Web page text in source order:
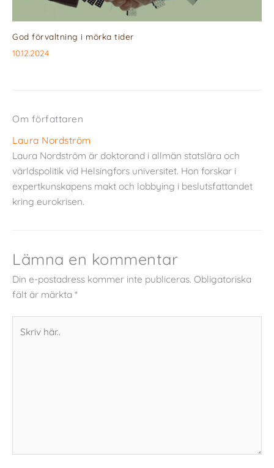
God förvaltning i mörka tider
10.12.2024
Om författaren
Laura Nordström
Laura Nordström är doktorand i allmän statslära och
världspolitik vid Helsingfors universitet. Hon forskar i
expertkunskapens makt och lobbying i beslutsfattandet
kring eurokrisen.
Lämna en kommentar
Din e-postadress kommer inte publiceras. Obligatoriska
fält är märkta *
här..